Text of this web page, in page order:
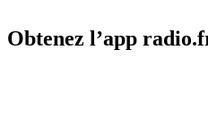
Obtenez l’app